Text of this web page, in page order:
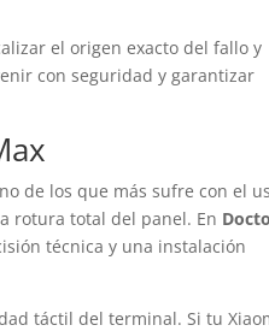
el origen exacto del fallo y
con seguridad y garantizar
de los que más sufre con el
rotura total del panel. En
técnica y una instalación
táctil del terminal. Si tu